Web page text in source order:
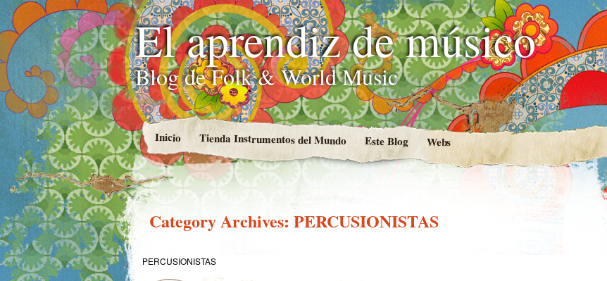
El aprendiz de músico
Blog de Folk & World Music
Inicio Tienda Instrumentos del Mundo Este Blog Webs
Category Archives:PERCUSIONISTAS
PERCUSIONISTAS